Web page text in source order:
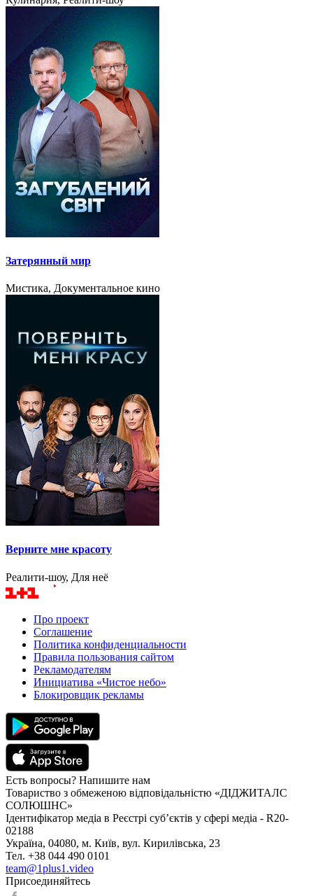
Затерянный мир
Мистика, Документальное кино
Верните мне красоту
Реалити-шоу, Для неё
Про проект
Соглашение
Политика конфиденциальности
Правила пользования сайтом
Рекламодателям
Инициатива «Чистое небо»
Блокировщик рекламы
Есть вопросы? Напишите нам
Товариство з обмеженою відповідальністю «ДІДЖИТАЛС
СОЛЮШНС»
Ідентифікатор медіа в Реєстрі суб’єктів у сфері медіа - R20-
02188
Україна, 04080, м. Київ, вул. Кирилівська, 23
Тел. +38 044 490 0101
team@1plus1.video
Присоединяйтесь